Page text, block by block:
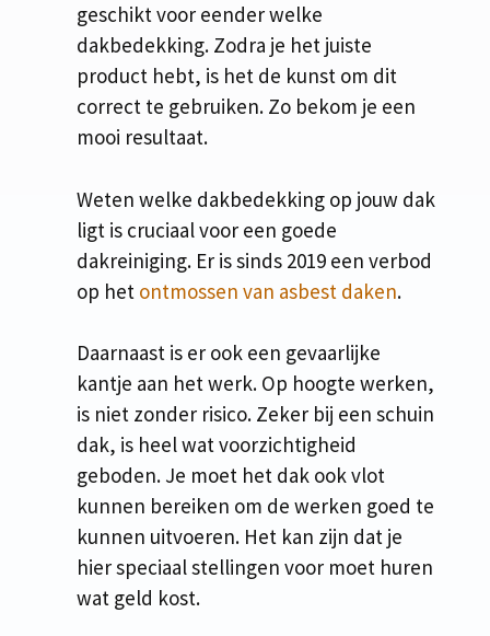
geschikt voor eender welke
dakbedekking. Zodra je het juiste
product hebt, is het de kunst om dit
correct te gebruiken. Zo bekom je een
mooi resultaat.
Weten welke dakbedekking op jouw dak
ligt is cruciaal voor een goede
dakreiniging. Er is sinds 2019 een verbod
op het ontmossen van asbest daken.
Daarnaast is er ook een gevaarlijke
kantje aan het werk. Op hoogte werken,
is niet zonder risico. Zeker bij een schuin
dak, is heel wat voorzichtigheid
geboden. Je moet het dak ook vlot
kunnen bereiken om de werken goed te
kunnen uitvoeren. Het kan zijn dat je
hier speciaal stellingen voor moet huren
wat geld kost.